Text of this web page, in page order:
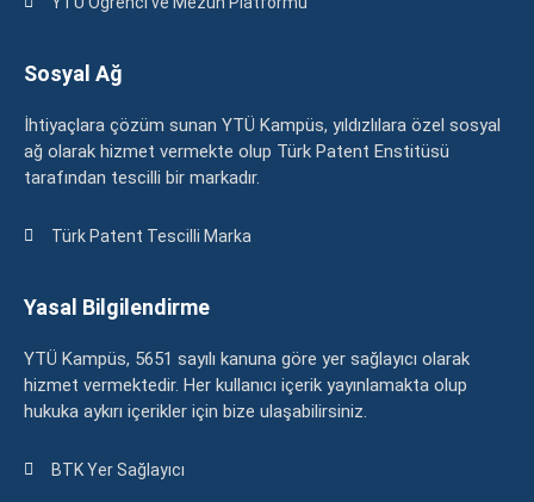
Sosyal Ağ
İhtiyaçlara çözüm sunan YTÜ Kampüs, yıldızlılara özel sosyal
ağ olarak hizmet vermekte olup Türk Patent Enstitüsü
tarafından tescilli bir markadır.
Türk Patent Tescilli Marka
Yasal Bilgilendirme
YTÜ Kampüs, 5651 sayılı kanuna göre yer sağlayıcı olarak
hizmet vermektedir. Her kullanıcı içerik yayınlamakta olup
hukuka aykırı içerikler için bize ulaşabilirsiniz.
BTK Yer Sağlayıcı